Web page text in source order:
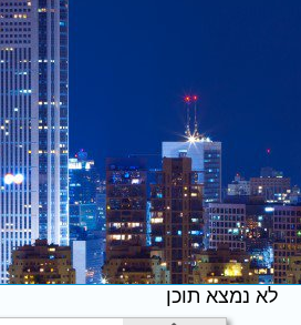
לא נמצא תוכן